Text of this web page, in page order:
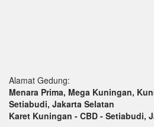
Alamat Gedung:
Menara Prima, Mega Kuningan,
Setiabudi, Jakarta Selatan
Karet Kuningan - CBD - Setiabudi,